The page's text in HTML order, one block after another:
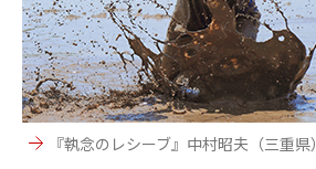
『執念のレシーブ』中村昭夫（三重県）